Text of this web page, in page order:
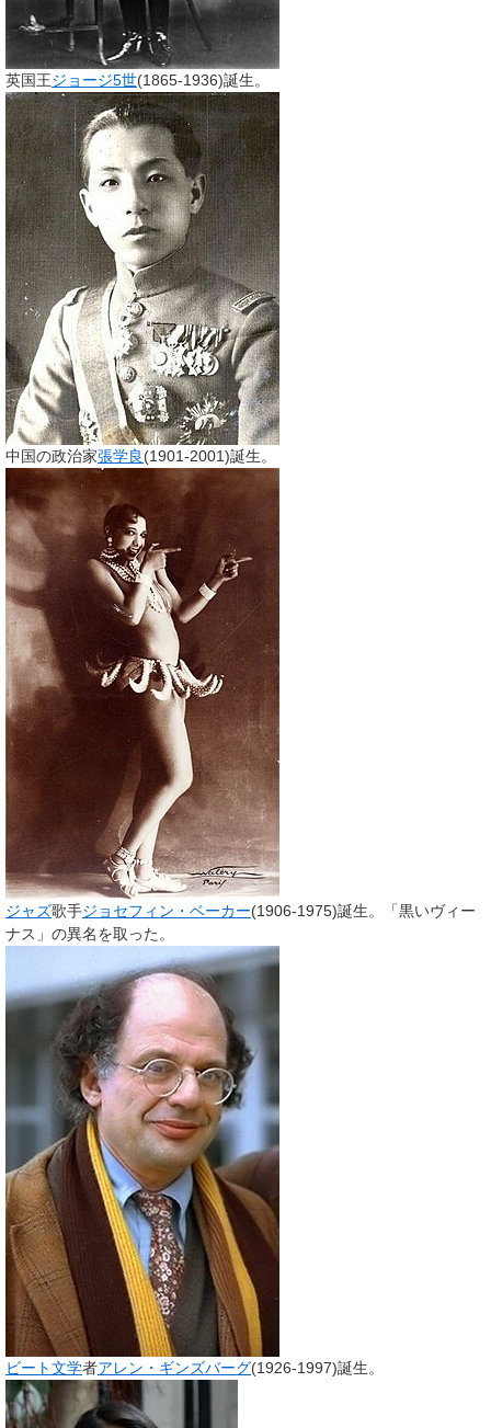
英国王ジョージ5世(1865-1936)誕生。
中国の政治家張学良(1901-2001)誕生。
ジャズ歌手ジョセフィン・ベーカー(1906-1975)誕生。「黒いヴィー
ナス」の異名を取った。
ビート文学者アレン・ギンズバーグ(1926-1997)誕生。